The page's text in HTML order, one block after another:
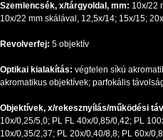
Szemlencsék, x/tárgyoldal, mm: 10x/22
10x/22 mm skálával, 12,5x/14; 15x/15;
Revolverfej: 5 objektív
Optikai kialakítás: végtelen síkú
akromatikus objektívek; parfokális
Objektívek, x/rekesznyílás/működési
10x/0,25/5,0; PL FL 40x/0,85/0,42; PL
10x/0,35/2,37; PL 20х/0,40/8,8; PL 60x/